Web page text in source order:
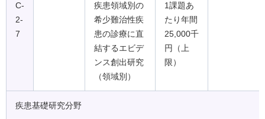
C-
2-
7
疾患領域別の
希少難治性疾
患の診療に直
結するエビデ
ンス創出研究
（領域別）
1課題あ
たり年間
25,000千
円（上
限）
疾患基礎研究分野